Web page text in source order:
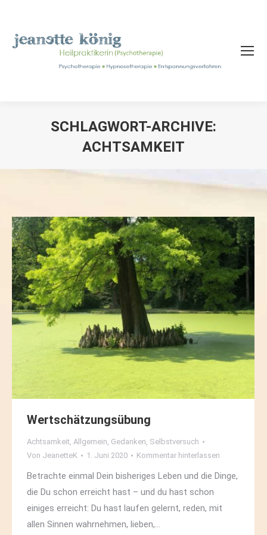
SCHLAGWORT-ARCHIVE:
ACHTSAMKEIT
Wertschätzungsübung
Achtsamkeit, Allgemein, Gedanken, Selbstversuch
Von JeanetteK 1. Juni 2020 Kommentar hinterlassen
Betrachte einmal Dein bisheriges Leben und die Dinge,
die Du schon erreicht hast – und du hast schon
einiges erreicht: Du hast laufen gelernt, reden, mit
allen Sinnen wahrnehmen, lieben,…